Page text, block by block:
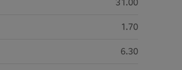
1.70
6.30